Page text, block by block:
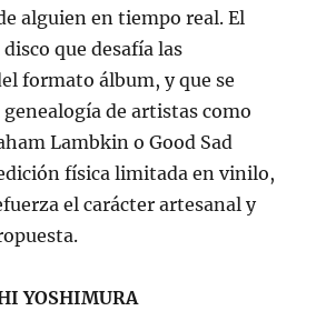
alguien en tiempo real. El
que desafía las
formato álbum, y que se
de artistas como
Lambkin o Good Sad
física limitada en vinilo,
el carácter artesanal y
YOSHIMURA